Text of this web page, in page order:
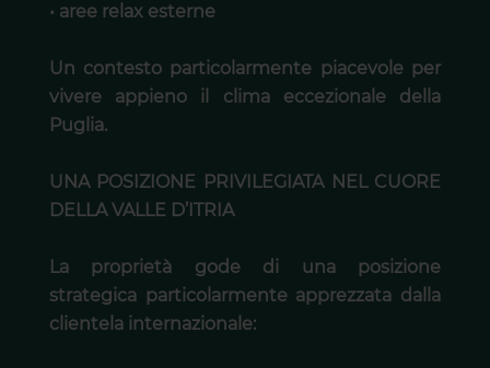
• aree relax esterne
Un contesto particolarmente piacevole per
vivere appieno il clima eccezionale della
Puglia.
UNA POSIZIONE PRIVILEGIATA NEL CUORE
DELLA VALLE D’ITRIA
La proprietà gode di una posizione
strategica particolarmente apprezzata dalla
clientela internazionale: